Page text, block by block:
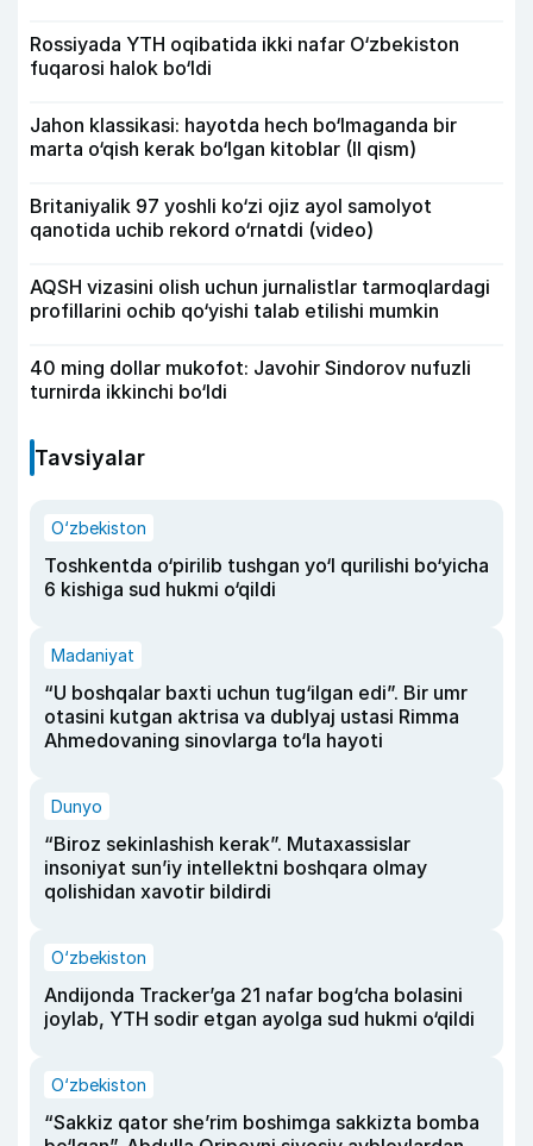
Rossiyada YTH oqibatida ikki nafar O‘zbekiston
fuqarosi halok bo‘ldi
Jahon klassikasi: hayotda hech bo‘lmaganda bir
marta o‘qish kerak bo‘lgan kitoblar (II qism)
Britaniyalik 97 yoshli ko‘zi ojiz ayol samolyot
qanotida uchib rekord o‘rnatdi (video)
AQSH vizasini olish uchun jurnalistlar tarmoqlardagi
profillarini ochib qo‘yishi talab etilishi mumkin
40 ming dollar mukofot: Javohir Sindorov nufuzli
turnirda ikkinchi bo‘ldi
Tavsiyalar
O‘zbekiston
Toshkentda o‘pirilib tushgan yo‘l qurilishi bo‘yicha
6 kishiga sud hukmi o‘qildi
Madaniyat
“U boshqalar baxti uchun tug‘ilgan edi”. Bir umr
otasini kutgan aktrisa va dublyaj ustasi Rimma
Ahmedovaning sinovlarga to‘la hayoti
Dunyo
“Biroz sekinlashish kerak”. Mutaxassislar
insoniyat sun’iy intellektni boshqara olmay
qolishidan xavotir bildirdi
O‘zbekiston
Andijonda Tracker’ga 21 nafar bog‘cha bolasini
joylab, YTH sodir etgan ayolga sud hukmi o‘qildi
O‘zbekiston
“Sakkiz qator she’rim boshimga sakkizta bomba